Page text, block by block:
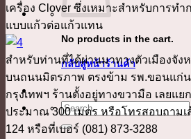
No products in the cart.
กลับสู่หน้าร้านค้า
ค้นหา:
เครื่อง Clover ซึ่งเหมาะสำหรับการท
แบบแก้วต่อแก้วแทน
สำหรับท่านที่ได้ผ่านมาทางตัวเมืองจัง
บนถนนมิตรภาพ ตรงข้าม รพ.ขอนแก่
กรุงเทพฯ ร้านตั้งอยู่ทางขวามือ เลยแย
ประมาณ 300 เมตร หรือโทรสอบถามเ
124 หรือที่เบอร์ (081) 873-3288